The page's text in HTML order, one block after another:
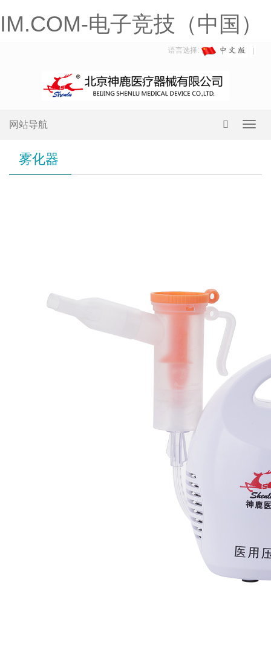
IM.COM-电子竞技（中国）
语言选择:
网站导航
雾化器